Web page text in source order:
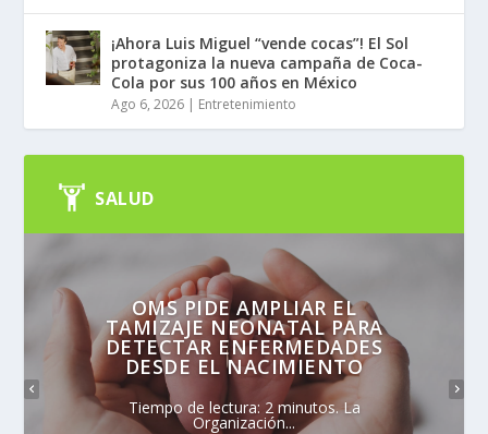
¡Ahora Luis Miguel “vende cocas”! El Sol
protagoniza la nueva campaña de Coca-
Cola por sus 100 años en México
Ago 6, 2026 | Entretenimiento
SALUD
OMS PIDE AMPLIAR EL
TAMIZAJE NEONATAL PARA
DETECTAR ENFERMEDADES
DESDE EL NACIMIENTO
Tiempo de lectura: 2 minutos. La
Organización...